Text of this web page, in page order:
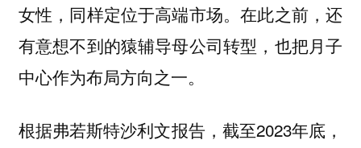
女性，同样定位于高端市场。在此之前，还
有意想不到的猿辅导母公司转型，也把月子
中心作为布局方向之一。
根据弗若斯特沙利文报告，截至2023年底，